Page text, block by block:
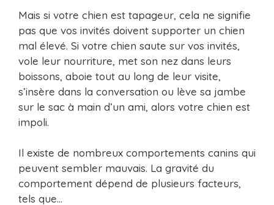
Mais si votre chien est tapageur, cela ne signifie
pas que vos invités doivent supporter un chien
mal élevé. Si votre chien saute sur vos invités,
vole leur nourriture, met son nez dans leurs
boissons, aboie tout au long de leur visite,
s’insère dans la conversation ou lève sa jambe
sur le sac à main d’un ami, alors votre chien est
impoli.
Il existe de nombreux comportements canins qui
peuvent sembler mauvais. La gravité du
comportement dépend de plusieurs facteurs,
tels que…